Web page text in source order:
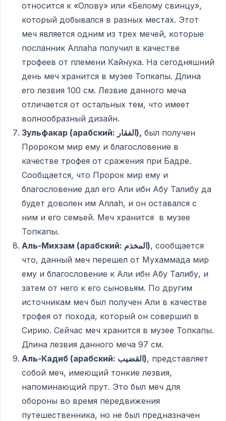
относится к «Олову» или «Белому свинцу»,
который добывался в разных местах. Этот
меч является одним из трех мечей, которые
посланник Аллаhа получил в качестве
трофеев от племени Кайнука. На сегодняшний
день меч хранится в музее Топкапы. Длина
его лезвия 100 см. Лезвие данного меча
отличается от остальных тем, что имеет
волнообразный дизайн.
Зульфакар (арабский:
الفقار), был получен
Пророком мир ему и благословение в
качестве трофея от сражения при Бадре.
Сообщается, что Пророк мир ему и
благословение дал его Али ибн Абу Талибу да
будет доволен им Аллаh, и он оставался с
ним и его семьей. Меч хранится в музее
Топкапы.
Аль-Михзам (арабский:
المخذم), сообщается
что, данный меч перешел от Мухаммада мир
ему и благословение к Али ибн Абу Талибу, и
затем от него к его сыновьям. По другим
источникам меч был получен Али в качестве
трофея от похода, который он совершил в
Сирию. Сейчас меч хранится в музее Топкапы.
Длина лезвия данного меча 97 см.
Аль-Кадиб (арабский:
القضيب), представляет
собой меч, имеющий тонкие лезвия,
напоминающий прут. Это был меч для
обороны во время передвижения
путешественника, но не был предназначен